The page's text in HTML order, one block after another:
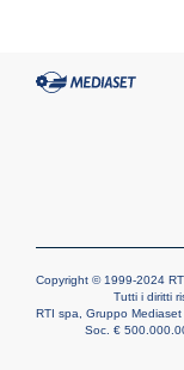
Copyright © 1999-2024
Tutti i diritti
RTI spa, Gruppo
Soc. €